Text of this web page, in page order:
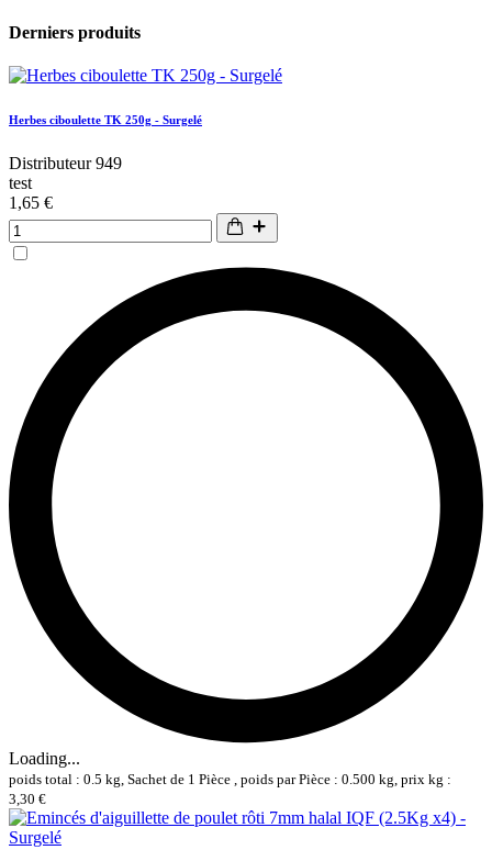
Derniers produits
Herbes ciboulette TK 250g - Surgelé
Distributeur 949
test
1,65 €
Loading...
poids total : 0.5 kg, Sachet de 1 Pièce , poids par Pièce : 0.500 kg, prix kg :
3,30 €